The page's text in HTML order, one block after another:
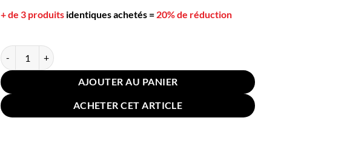
+ de 3 produits identiques achetés = 20% de réduction
quantité de Coussin Visage Peinture 45x45cm 13
AJOUTER AU PANIER
ACHETER CET ARTICLE